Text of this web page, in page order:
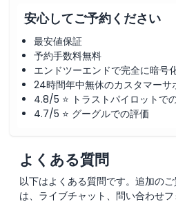
安心してご予約ください
最安値保証
予約手数料無料
エンドツーエンドで完全に暗号
24時間年中無休のカスタマーサ
4.8/5 ⭐ トラストパイロットで
4.7/5 ⭐ グーグルでの評価
よくある質問
以下はよくある質問です。追加の
は、ライブチャット、問い合わせ